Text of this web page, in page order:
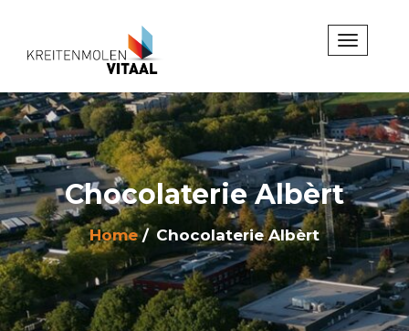
Chocolaterie Albèrt
Home Chocolaterie Albèrt